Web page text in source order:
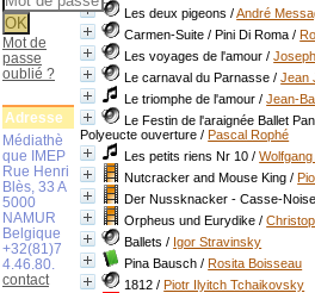
Les deux pigeons /André
Carmen-Suite / Pini Di Roma /
Les voyages de l'amour /
Le carnaval du Parnasse /Jean
Le triomphe de l'amour /Jean-
Le Festin de l'araignée Ballet
Polyeucte ouverture /Pascal Rophé
Les petits riens Nr 10 /
Nutcracker and Mouse King /
Der Nussknacker - Casse-
Orpheus und Eurydike /
Ballets / Igor Stravinsky
Pina Bausch /Rosita Boisseau
1812 /Piotr Ilyitch Tchaikovsky
Mot de
passe
oublié ?
Adresse
Médiathè
que IMEP
Rue Henri
Blès, 33 A
5000
NAMUR
Belgique
+32(81)7
4.46.80.
contact